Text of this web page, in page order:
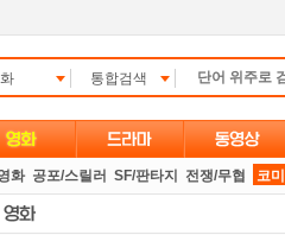
통합검색
화 공포/스릴러 SF/판타지 전쟁/무협 코